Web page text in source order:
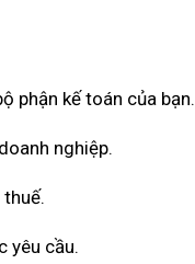
phận kế toán của bạn.
nghiệp.
yêu cầu.